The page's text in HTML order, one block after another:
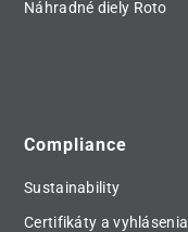
Náhradné diely Roto
Compliance
Sustainability
Certifikáty a vyhlásenia